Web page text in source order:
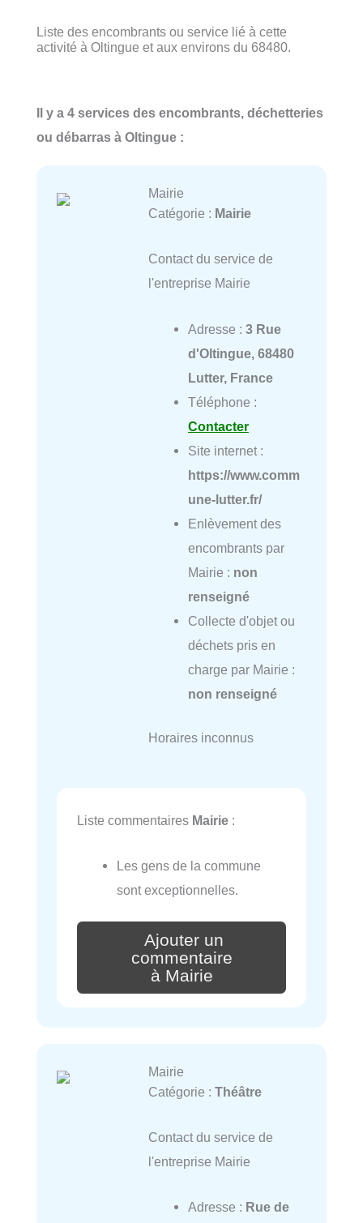
Liste des encombrants ou service lié à cette
activité à Oltingue et aux environs du 68480.
Il y a 4 services des encombrants, déchetteries
ou débarras à Oltingue :
Mairie
Catégorie : Mairie
Contact du service de
l'entreprise Mairie
Adresse : 3 Rue
d'Oltingue, 68480
Lutter, France
Téléphone :
Contacter
Site internet :
https://www.comm
une-lutter.fr/
Enlèvement des
encombrants par
Mairie : non
renseigné
Collecte d'objet ou
déchets pris en
charge par Mairie :
non renseigné
Horaires inconnus
Liste commentaires Mairie :
Les gens de la commune
sont exceptionnelles.
Ajouter un
commentaire
à Mairie
Mairie
Catégorie : Théâtre
Contact du service de
l'entreprise Mairie
Adresse : Rue de